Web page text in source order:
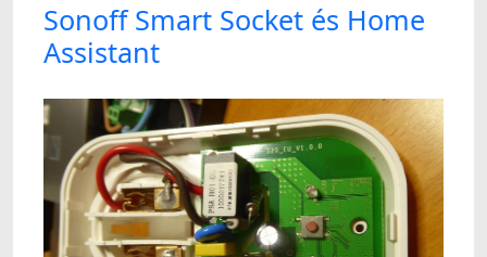
Sonoff Smart Socket és Home
Assistant